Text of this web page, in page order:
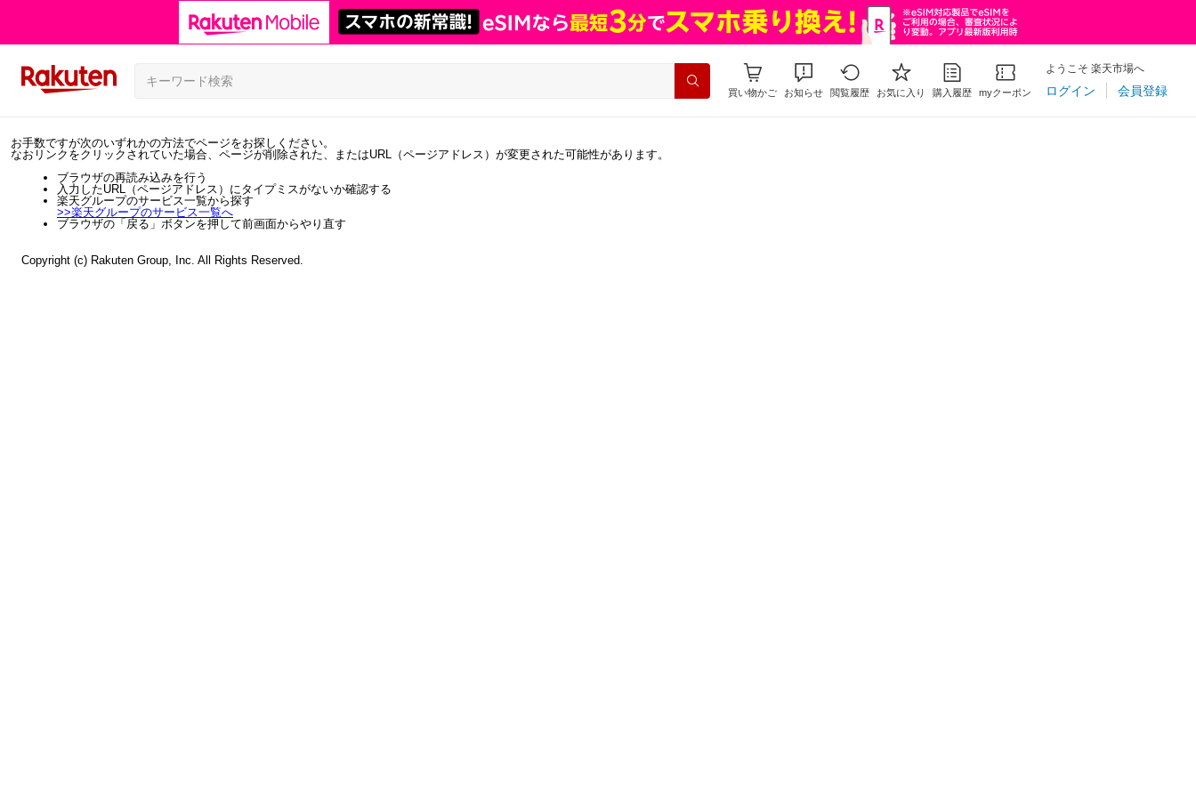
買い物かご お知らせ 閲覧履歴 お気に入り 購入履歴 myクーポン
ようこそ 楽天市場へ
ログイン 会員登録
お手数ですが次のいずれかの方法でページをお探しください。
なおリンクをクリックされていた場合、ページが削除された、またはURL（ページアドレス）が変更された可能性があります。
ブラウザの再読み込みを行う
入力したURL（ページアドレス）にタイプミスがないか確認する
楽天グループのサービス一覧から探す
>>楽天グループのサービス一覧へ
ブラウザの「戻る」ボタンを押して前画面からやり直す
Copyright (c) Rakuten Group, Inc. All Rights Reserved.